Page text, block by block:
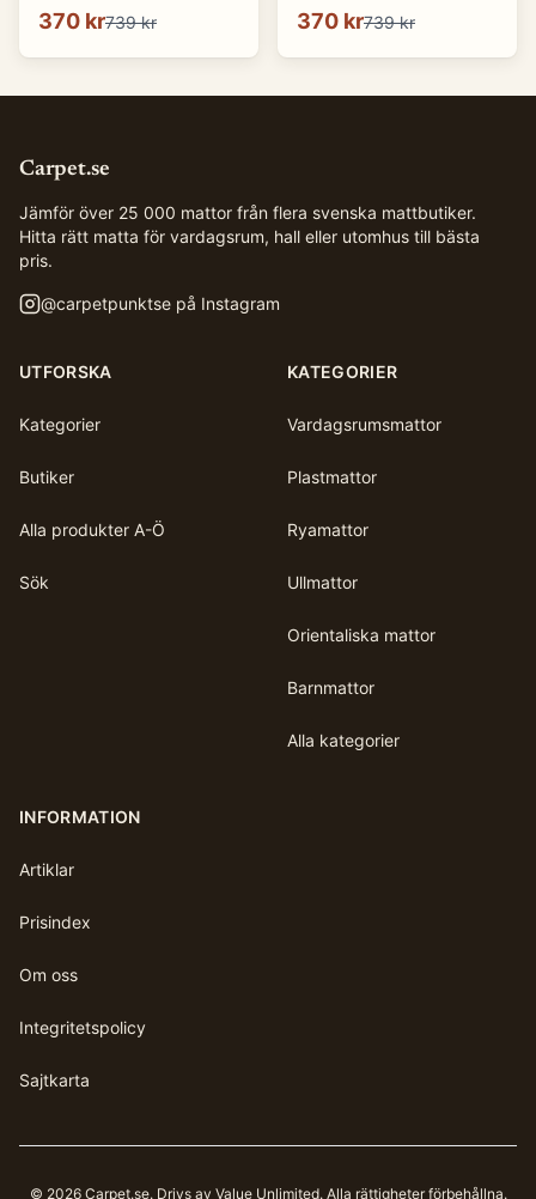
370 kr739 kr 370 kr739 kr
Carpet.se
Jämför över 25 000 mattor från flera svenska mattbutiker.
Hitta rätt matta för vardagsrum, hall eller utomhus till bästa
pris.
@carpetpunktse på Instagram
UTFORSKA
Kategorier
Butiker
Alla produkter A-Ö
Sök
KATEGORIER
Vardagsrumsmattor
Plastmattor
Ryamattor
Ullmattor
Orientaliska mattor
Barnmattor
Alla kategorier
INFORMATION
Artiklar
Prisindex
Om oss
Integritetspolicy
Sajtkarta
© 2026 Carpet.se. Drivs av Value Unlimited. Alla rättigheter förbehållna.